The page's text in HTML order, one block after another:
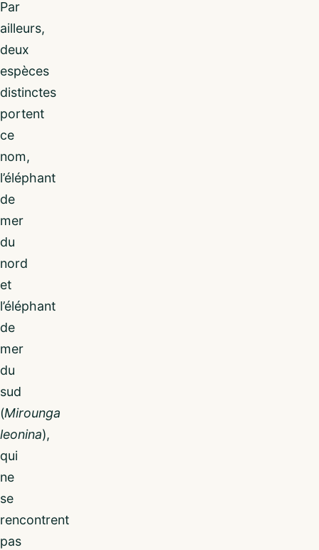
Par
ailleurs,
deux
espèces
distinctes
portent
ce
nom,
l’éléphant
de
mer
du
nord
et
l’éléphant
de
mer
du
sud
(Mirounga
leonina),
qui
ne
se
rencontrent
pas